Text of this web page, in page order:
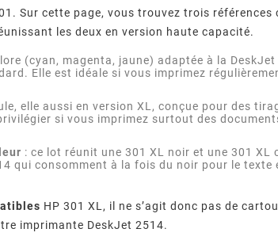
Sur cette page, vous trouvez trois
les deux en version haute capacité.
(cyan, magenta, jaune) adaptée à la DeskJet
Elle est idéale si vous imprimez
elle aussi en version XL, conçue pour des
si vous imprimez surtout des
: ce lot réunit une 301 XL noir et une 301 XL
qui consomment à la fois du noir pour le texte
HP 301 XL, il ne s’agit donc pas de
imprimante DeskJet 2514.